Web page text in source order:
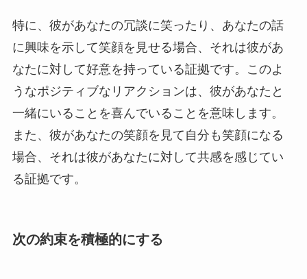
特に、彼があなたの冗談に笑ったり、あなたの話
に興味を示して笑顔を見せる場合、それは彼があ
なたに対して好意を持っている証拠です。このよ
うなポジティブなリアクションは、彼があなたと
一緒にいることを喜んでいることを意味します。
また、彼があなたの笑顔を見て自分も笑顔になる
場合、それは彼があなたに対して共感を感じてい
る証拠です。
次の約束を積極的にする